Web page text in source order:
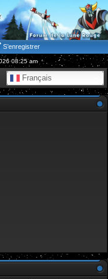
S’enregistrer
08:25 am
Français